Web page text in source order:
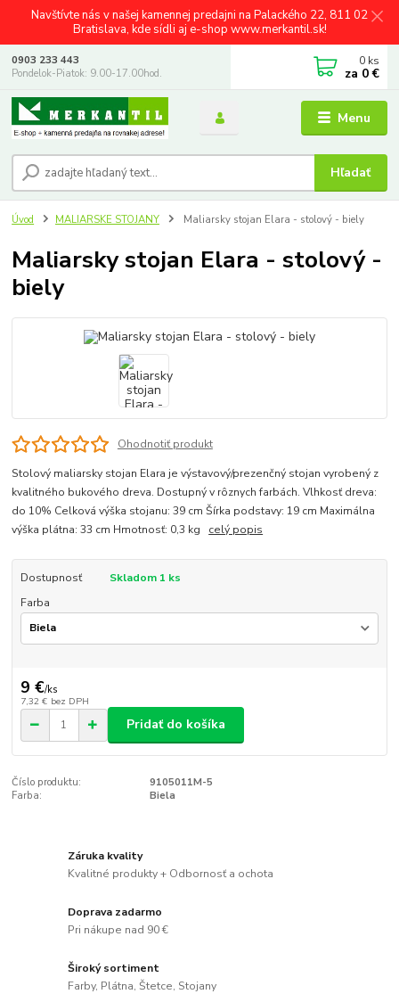
Navštívte nás v našej kamennej predajni na Palackého 22, 811 02
Bratislava, kde sídli aj e-shop www.merkantil.sk!
Menu
Hľadať
0903 233 443
Pondelok-Piatok: 9.00-17.00hod.
0 ks
za 0 €
Úvod MALIARSKE STOJANY Maliarsky stojan Elara - stolový - biely
Maliarsky stojan Elara - stolový -
biely
Ohodnotiť produkt
Stolový maliarsky stojan Elara je výstavový/prezenčný stojan vyrobený z
kvalitného bukového dreva. Dostupný v rôznych farbách. Vlhkosť dreva:
do 10% Celková výška stojanu: 39 cm Šírka podstavy: 19 cm Maximálna
výška plátna: 33 cm Hmotnosť: 0,3 kg celý popis
Dostupnosť
Skladom 1 ks
Farba
9 €/ks
7,32 € bez DPH
Pridať do košíka
Číslo produktu:
9105011M-5
Farba:
Biela
Záruka kvality
Kvalitné produkty + Odbornosť a ochota
Doprava zadarmo
Pri nákupe nad 90 €
Široký sortiment
Farby, Plátna, Štetce, Stojany